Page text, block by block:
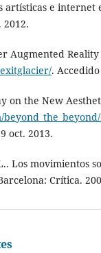
artísticas e internet
2012.
Augmented
.
on the New
oct. 2013.
Los movimientos
Crítica.